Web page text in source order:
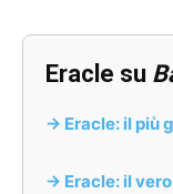
Eracle su
-> Eracle: il più
-> Eracle: il